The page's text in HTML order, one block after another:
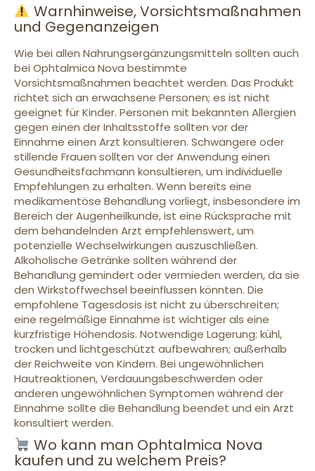
Warnhinweise, Vorsichtsmaßnahmen
und Gegenanzeigen
Wie bei allen Nahrungsergänzungsmitteln sollten auch
bei Ophtalmica Nova bestimmte
Vorsichtsmaßnahmen beachtet werden. Das Produkt
richtet sich an erwachsene Personen; es ist nicht
geeignet für Kinder. Personen mit bekannten Allergien
gegen einen der Inhaltsstoffe sollten vor der
Einnahme einen Arzt konsultieren. Schwangere oder
stillende Frauen sollten vor der Anwendung einen
Gesundheitsfachmann konsultieren, um individuelle
Empfehlungen zu erhalten. Wenn bereits eine
medikamentöse Behandlung vorliegt, insbesondere im
Bereich der Augenheilkunde, ist eine Rücksprache mit
dem behandelnden Arzt empfehlenswert, um
potenzielle Wechselwirkungen auszuschließen.
Alkoholische Getränke sollten während der
Behandlung gemindert oder vermieden werden, da sie
den Wirkstoffwechsel beeinflussen könnten. Die
empfohlene Tagesdosis ist nicht zu überschreiten;
eine regelmäßige Einnahme ist wichtiger als eine
kurzfristige Höhendosis. Notwendige Lagerung: kühl,
trocken und lichtgeschützt aufbewahren; außerhalb
der Reichweite von Kindern. Bei ungewöhnlichen
Hautreaktionen, Verdauungsbeschwerden oder
anderen ungewöhnlichen Symptomen während der
Einnahme sollte die Behandlung beendet und ein Arzt
konsultiert werden.
Wo kann man Ophtalmica Nova
kaufen und zu welchem Preis?